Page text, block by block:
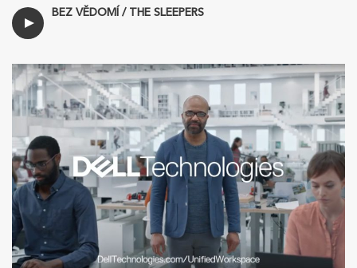
BEZ VĚDOMÍ / THE SLEEPERS